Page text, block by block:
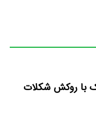
روکش شکلات